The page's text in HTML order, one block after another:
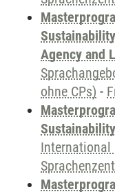
Agency and
ohne CPs) -
International